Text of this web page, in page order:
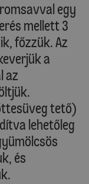
egy
mellett 3
főzzük. Az
a
az
tető)
lehetőleg
és